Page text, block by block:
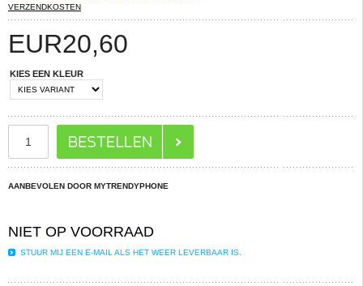
VERZENDKOSTEN
EUR20,60
KIES EEN KLEUR
AANBEVOLEN DOOR MYTRENDYPHONE
NIET OP VOORRAAD
STUUR MIJ EEN E-MAIL ALS HET WEER LEVERBAAR IS.